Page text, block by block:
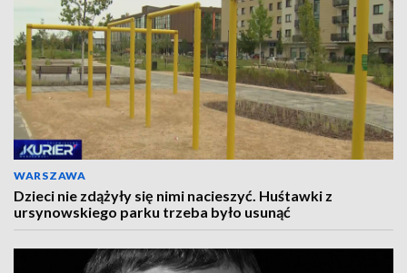
WARSZAWA
Dzieci nie zdążyły się nimi nacieszyć. Huśtawki z
ursynowskiego parku trzeba było usunąć